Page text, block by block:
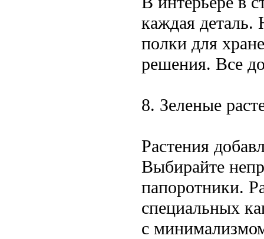
каждая деталь.
полки для
решения. Все
8. Зеленые
Растения
Выбирайте
папоротники.
специальных
с